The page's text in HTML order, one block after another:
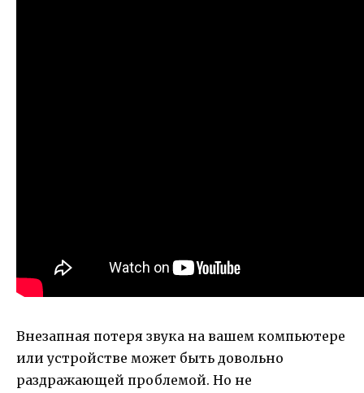
Внезапная потеря звука на вашем компьютере
или устройстве может быть довольно
раздражающей проблемой. Но не